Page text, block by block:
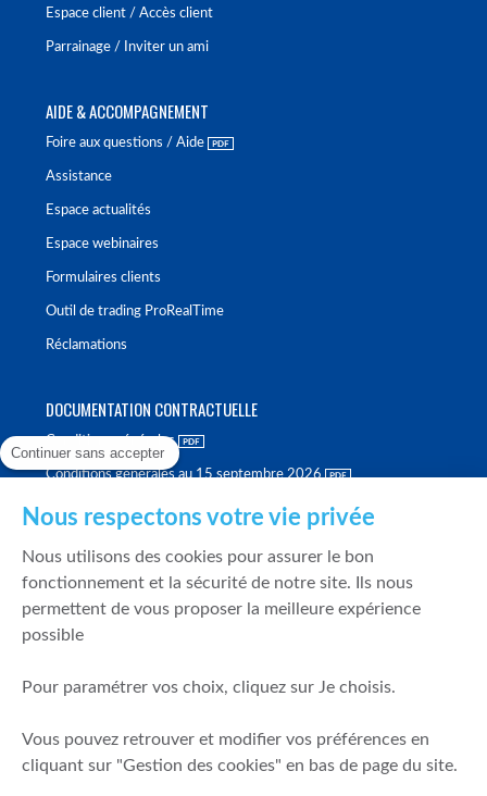
Espace client / Accès client
Parrainage / Inviter un ami
AIDE & ACCOMPAGNEMENT
Foire aux questions / Aide
Assistance
Espace actualités
Espace webinaires
Formulaires clients
Outil de trading ProRealTime
Réclamations
DOCUMENTATION CONTRACTUELLE
Conditions générales
Conditions générales au 15 septembre 2026
Politique de meilleure sélection
Politique de durabilité
Fonds de garantie des dépôts et de résolution
Mentions légales
Prévention de la fraude
Continuer sans accepter
Nous respectons votre vie privée
Nous utilisons des cookies pour assurer le bon
fonctionnement et la sécurité de notre site. Ils nous
permettent de vous proposer la meilleure expérience
possible
Pour paramétrer vos choix, cliquez sur Je choisis.
Vous pouvez retrouver et modifier vos préférences en
cliquant sur "Gestion des cookies" en bas de page du site.